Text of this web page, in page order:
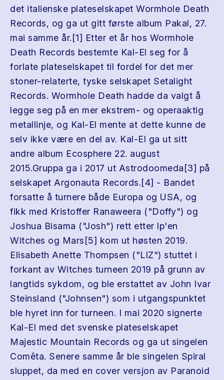
det italienske plateselskapet Wormhole Death
Records, og ga ut gitt første album Pakal, 27.
mai samme år.[1] Etter et år hos Wormhole
Death Records bestemte Kal-El seg for å
forlate plateselskapet til fordel for det mer
stoner-relaterte, tyske selskapet Setalight
Records. Wormhole Death hadde da valgt å
legge seg på en mer ekstrem- og operaaktig
metallinje, og Kal-El mente at dette kunne de
selv ikke være en del av. Kal-El ga ut sitt
andre album Ecosphere 22. august
2015.Gruppa ga i 2017 ut Astrodoomeda[3] på
selskapet Argonauta Records.[4] - Bandet
forsatte å turnere både Europa og USA, og
fikk med Kristoffer Ranaweera ("Doffy") og
Joshua Bisama ("Josh") rett etter lp'en
Witches og Mars[5] kom ut høsten 2019.
Elisabeth Anette Thompsen ("LIZ") stuttet i
forkant av Witches turneen 2019 på grunn av
langtids sykdom, og ble erstattet av John Ivar
Steinsland ("Johnsen") som i utgangspunktet
ble hyret inn for turneen. I mai 2020 signerte
Kal-El med det svenske plateselskapet
Majestic Mountain Records og ga ut singelen
Comêta. Senere samme år ble singelen Spiral
sluppet, da med en cover versjon av Paranoid